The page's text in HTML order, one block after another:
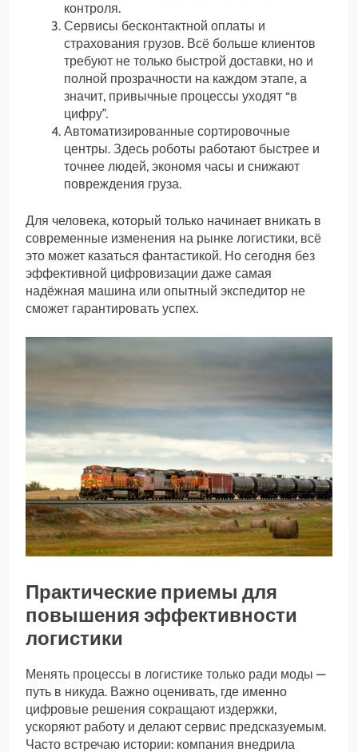
контроля.
Сервисы бесконтактной оплаты и
страхования грузов. Всё больше клиентов
требуют не только быстрой доставки, но и
полной прозрачности на каждом этапе, а
значит, привычные процессы уходят “в
цифру”.
Автоматизированные сортировочные
центры. Здесь роботы работают быстрее и
точнее людей, экономя часы и снижают
повреждения груза.
Для человека, который только начинает вникать в
современные изменения на рынке логистики, всё
это может казаться фантастикой. Но сегодня без
эффективной цифровизации даже самая
надёжная машина или опытный экспедитор не
сможет гарантировать успех.
Практические приемы для
повышения эффективности
логистики
Менять процессы в логистике только ради моды —
путь в никуда. Важно оценивать, где именно
цифровые решения сокращают издержки,
ускоряют работу и делают сервис предсказуемым.
Часто встречаю истории: компания внедрила